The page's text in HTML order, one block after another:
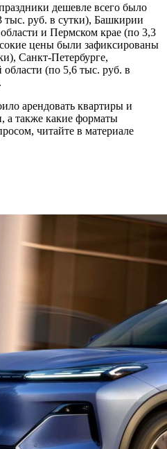
дешевле всего было
тыс. руб. в сутки), Башкирии
и Пермском крае (по 3,3
цены были зафиксированы
Санкт-Петербурге,
(по 5,6 тыс. руб. в
арендовать квартиры и
а также какие форматы
читайте в материале